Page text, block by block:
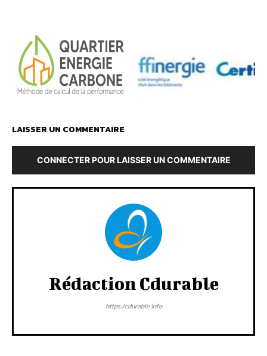
LAISSER UN COMMENTAIRE
CONNECTER POUR LAISSER UN COMMENTAIRE
Rédaction Cdurable
https:/cdurable.info